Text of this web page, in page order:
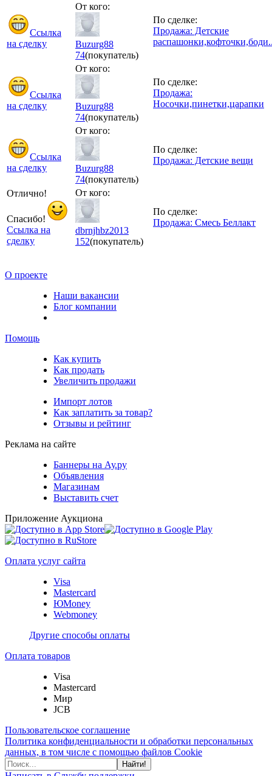
Ссылка
на сделку
От кого:
Buzurg88
74(покупатель)
По сделке:
Продажа: Детские
Ссылка
на сделку
От кого:
Buzurg88
74(покупатель)
По сделке:
Продажа:
Носочки,пинетки,царапки
Ссылка
на сделку
От кого:
Buzurg88
74(покупатель)
По сделке:
Продажа: Детские вещи
Отлично!
Спасибо!
Ссылка на
сделку
От кого:
dbrnjhbz2013
152(покупатель)
По сделке:
Продажа: Смесь Беллакт
О проекте
Наши вакансии
Блог компании
Помощь
Как купить
Как продать
Увеличить продажи
Импорт лотов
Как заплатить за товар?
Отзывы и рейтинг
Реклама на сайте
Баннеры на Ау.ру
Объявления
Магазинам
Выставить счет
Приложение Аукциона
Оплата услуг сайта
Visa
Mastercard
ЮMoney
Webmoney
Другие способы оплаты
Оплата товаров
Visa
Mastercard
Мир
JCB
Пользовательское соглашение
Политика конфиденциальности и обработки персональных
данных, в том числе с помощью файлов Cookie
Найти!